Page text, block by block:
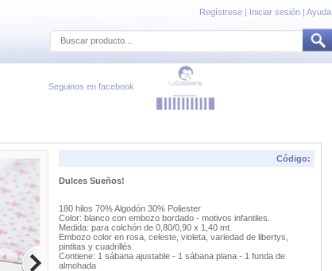
Regístrese | Iniciar sesión | Ayuda
Seguinos en facebook
Código:
Dulces Sueños!
180 hilos 70% Algodón 30% Poliester
Color: blanco con embozo bordado - motivos infantiles.
Medida: para colchón de 0,80/0,90 x 1,40 mt.
Embozo color en rosa, celeste, violeta, variedad de libertys,
pintitas y cuadrillés.
Contiene: 1 sábana ajustable - 1 sábana plana - 1 funda de
almohada